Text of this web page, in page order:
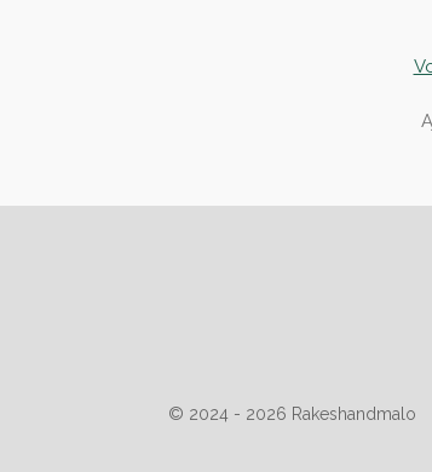
a
© 2024 - 2026 Rakeshandmalo